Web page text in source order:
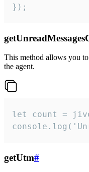
});
This method allows you
the agent.
let count =
getUtm#